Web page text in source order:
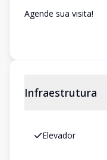
Agende sua visita!
Infraestrutura
Elevador